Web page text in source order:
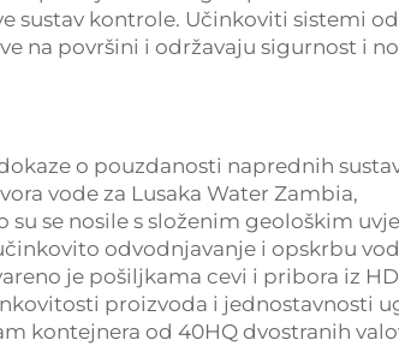
sustav kontrole. Učinkoviti sistemi
na površini i održavaju sigurnost i
o pouzdanosti naprednih
vode za Lusaka Water Zambia,
su se nosile s složenim geološkim
odvodnjavanje i opskrbu
je pošiljkama cevi i pribora iz
proizvoda i jednostavnosti
kontejnera od 40HQ dvostranih